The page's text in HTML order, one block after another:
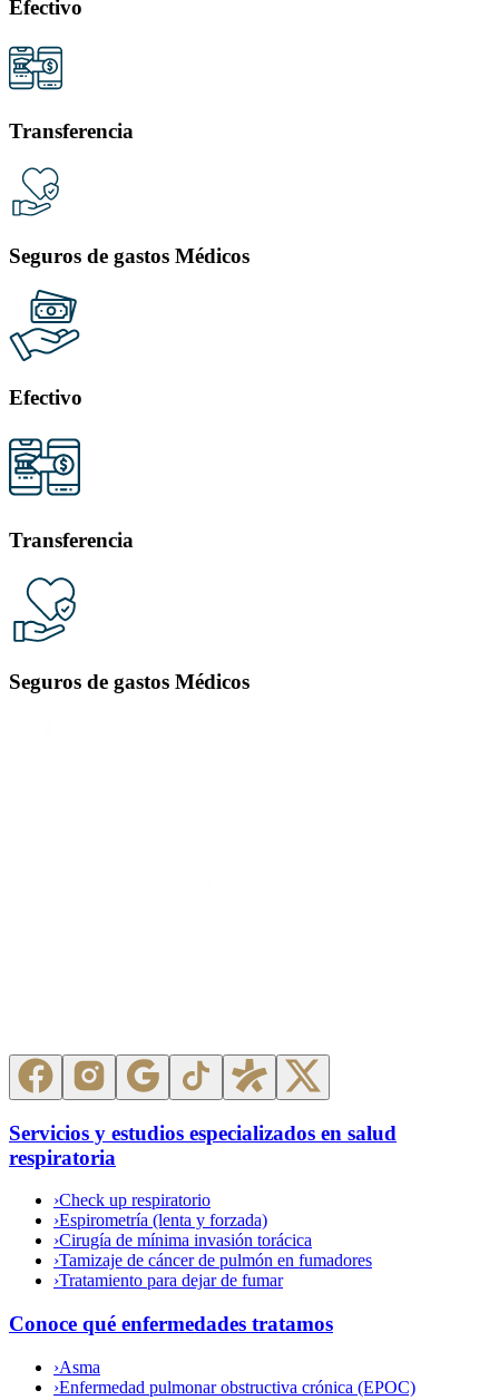
Efectivo
Transferencia
Seguros de gastos Médicos
Efectivo
Transferencia
Seguros de gastos Médicos
Servicios y estudios especializados en salud
respiratoria
›Check up respiratorio
›Espirometría (lenta y forzada)
›Cirugía de mínima invasión torácica
›Tamizaje de cáncer de pulmón en fumadores
›Tratamiento para dejar de fumar
Conoce qué enfermedades tratamos
›Asma
›Enfermedad pulmonar obstructiva crónica (EPOC)